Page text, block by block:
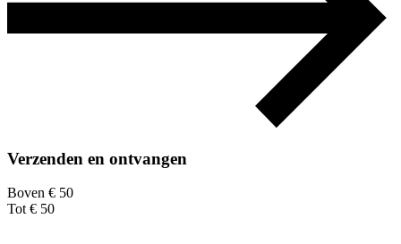
Verzenden en ontvangen
Boven € 50
Tot € 50